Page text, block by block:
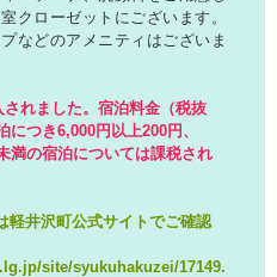
クローゼットにございます。
などのアメニティはございま
れました。宿泊料金（税抜
つき6,000円以上200円、
満の宿泊については課税され
井沢町公式サイトでご確認
site/syukuhakuzei/17149.